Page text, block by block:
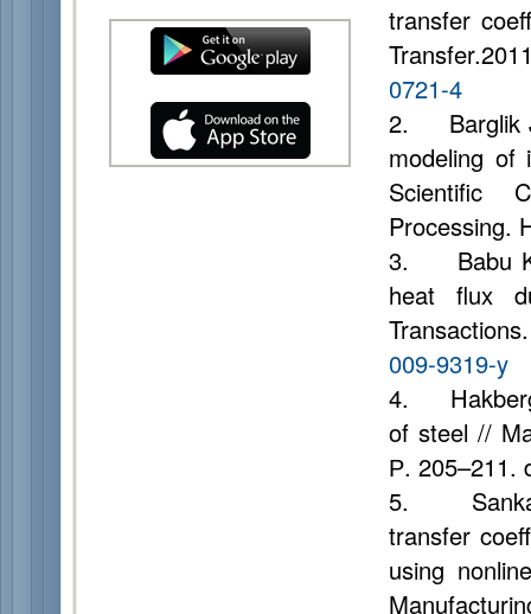
transfer
0721-4
2. Barglik
modeling of
Scientific
Processing.
3. Babu K.,
heat flux
009-9319-y
4. Hakberg
of steel //
Р. 205–211.
5. Sankar
transfer
using